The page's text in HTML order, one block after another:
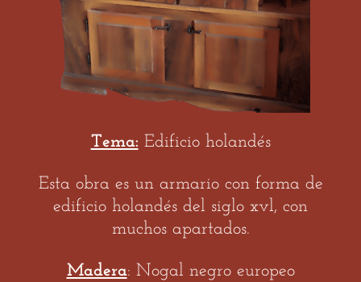
Tema: Edificio holandés
Esta obra es un armario con forma de
edificio holandés del siglo xvl, con
muchos apartados.
Madera: Nogal negro europeo